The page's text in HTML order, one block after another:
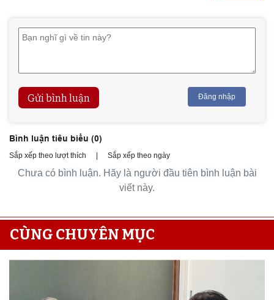
Gửi bình luận Đăng nhập
Bình luận tiêu biểu (0)
Sắp xếp theo lượt thích Sắp xếp theo ngày
Chưa có bình luận. Hãy là người đầu tiên bình luận bài
viết này.
CÙNG CHUYÊN MỤC